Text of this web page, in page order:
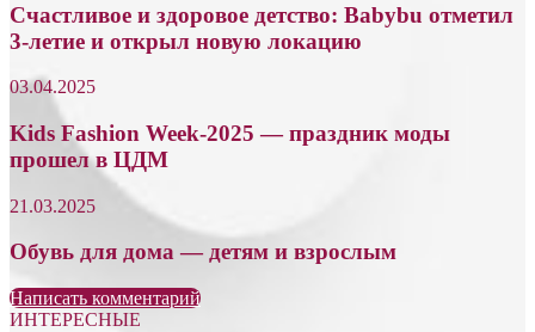
Счастливое и здоровое детство: Babybu отметил
3-летие и открыл новую локацию
03.04.2025
Kids Fashion Week-2025 — праздник моды
прошел в ЦДМ
21.03.2025
Обувь для дома — детям и взрослым
Написать комментарий
ИНТЕРЕСНЫЕ